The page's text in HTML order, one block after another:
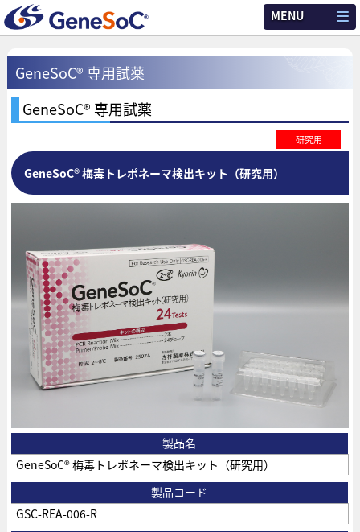
MENU
GeneSoC® 専用試薬
GeneSoC® 専用試薬
GeneSoC® 梅毒トレポネーマ検出キット（研究用）
研究用
製品名
GeneSoC® 梅毒トレポネーマ検出キット（研究用）
製品コード
GSC-REA-006-R